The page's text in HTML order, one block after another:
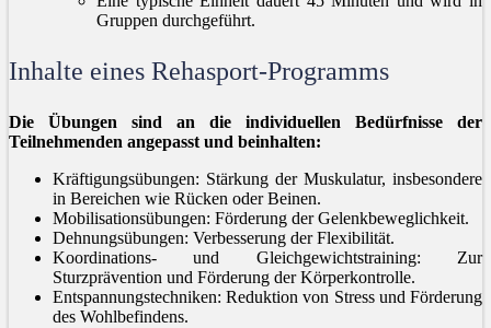
Gruppen durchgeführt.
Inhalte eines Rehasport-Programms
Die Übungen sind an die individuellen Bedürfnisse der
Teilnehmenden angepasst und beinhalten:
Kräftigungsübungen: Stärkung der Muskulatur, insbesondere
in Bereichen wie Rücken oder Beinen.
Mobilisationsübungen: Förderung der Gelenkbeweglichkeit.
Dehnungsübungen: Verbesserung der Flexibilität.
Koordinations- und Gleichgewichtstraining: Zur
Sturzprävention und Förderung der Körperkontrolle.
Entspannungstechniken: Reduktion von Stress und Förderung
des Wohlbefindens.